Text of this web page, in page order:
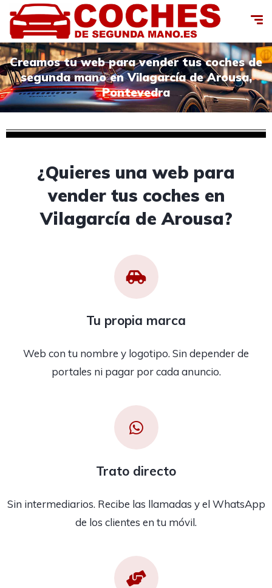
Creamos tu web para vender tus coches de
segunda mano en Vilagarcía de Arousa,
Pontevedra
¿Quieres una web para
vender tus coches en
Vilagarcía de Arousa?
Tu propia marca
Web con tu nombre y logotipo. Sin depender de
portales ni pagar por cada anuncio.
Trato directo
Sin intermediarios. Recibe las llamadas y el WhatsApp
de los clientes en tu móvil.